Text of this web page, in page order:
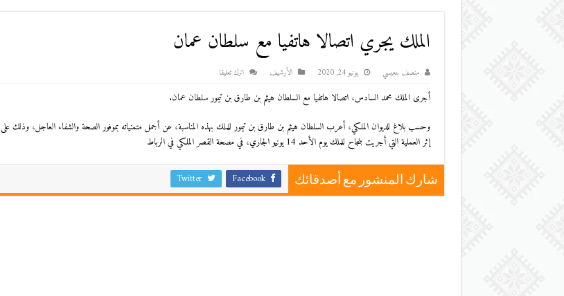
الملك يجري اتصالا هاتفيا مع سلطان عمان
منصف بنعيسي يونيو 24, 2020 اﻷرشيف اترك تعليقا
أجرى الملك محمد السادس، اتصالا هاتفيا مع السلطان هيثم بن طارق بن تيمور سلطان عمان.
وحسب بلاغ للديوان الملكي، أعرب السلطان هيثم بن طارق بن تيمور للملك بهذه المناسبة، عن أجمل متمنياته بموفور الصحة والشفاء العاجل، وذلك على
إثر العملية التي أجريت بنجاح للملك يوم الأحد 14 يونيو الجاري، في مصحة القصر الملكي في الرباط
شارك المنشور مع أصدقائك Facebook
Twitter